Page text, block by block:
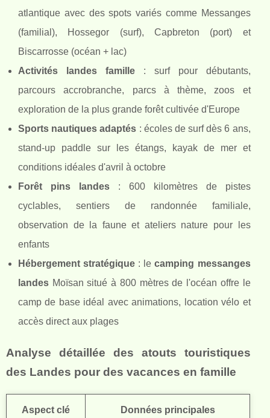
atlantique avec des spots variés comme Messanges
(familial), Hossegor (surf), Capbreton (port) et
Biscarrosse (océan + lac)
Activités landes famille: surf pour débutants,
parcours accrobranche, parcs à thème, zoos et
exploration de la plus grande forêt cultivée d'Europe
Sports nautiques adaptés : écoles de surf dès 6 ans,
stand-up paddle sur les étangs, kayak de mer et
conditions idéales d'avril à octobre
Forêt pins landes: 600 kilomètres de pistes
cyclables, sentiers de randonnée familiale,
observation de la faune et ateliers nature pour les
enfants
Hébergement stratégique : lecamping messanges
landes Moïsan situé à 800 mètres de l'océan offre le
camp de base idéal avec animations, location vélo et
accès direct aux plages
Analyse détaillée des atouts touristiques
des Landes pour des vacances en famille
Aspect clé Données principales